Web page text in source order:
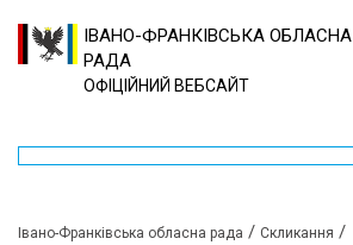
ІВАНО-ФРАНКІВСЬКА ОБЛАСНА
РАДА
ОФІЦІЙНИЙ ВЕБСАЙТ
Івано-Франківська обласна рада / Скликання /